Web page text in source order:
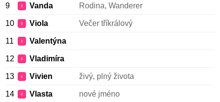
9 ♀ Vanda Rodina, Wanderer
10 ♀ Viola Večer tříkrálový
11 ♀ Valentýna
12 ♀ Vladimíra
13 ♀ Vivien živý, plný života
14 ♀ Vlasta nové jméno